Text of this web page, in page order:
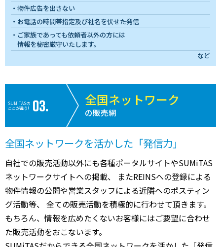
物件広告を出さない
お電話の時間帯指定及び社名を伏せた発信
ご家族であっても依頼者以外の方には
情報を秘密厳守いたします。
など
SUMiTASの
ここが違う!
全国ネットワーク
の販売網
全国ネットワークを活かした「発信力」
自社での販売活動以外にも各種ポータルサイトやSUMiTAS
ネットワークサイトへの掲載、 またREINSへの登録による
物件情報の公開や営業スタッフによる近隣へのポスティン
グ活動等、 全ての販売活動を積極的に行わせて頂きます。
もちろん、情報を広めたくないお客様にはご要望に合わせ
た販売活動をおこないます。